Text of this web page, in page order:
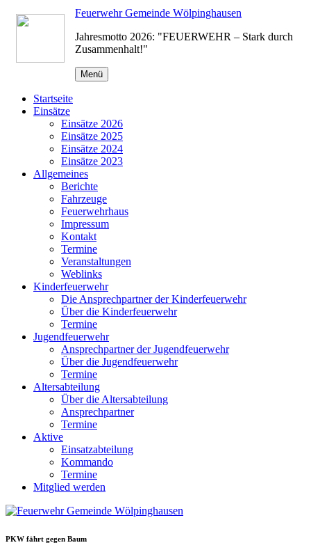
Zum
Inhalt
Feuerwehr Gemeinde Wölpinghausen
Jahresmotto 2026: "FEUERWEHR – Stark durch
Zusammenhalt!"
Menü
Startseite
Einsätze
Einsätze 2026
Einsätze 2025
Einsätze 2024
Einsätze 2023
Allgemeines
Berichte
Fahrzeuge
Feuerwehrhaus
Impressum
Kontakt
Termine
Veranstaltungen
Weblinks
Kinderfeuerwehr
Die Ansprechpartner der Kinderfeuerwehr
Über die Kinderfeuerwehr
Termine
Jugendfeuerwehr
Ansprechpartner der Jugendfeuerwehr
Über die Jugendfeuerwehr
Termine
Altersabteilung
Über die Altersabteilung
Ansprechpartner
Termine
Aktive
Einsatzabteilung
Kommando
Termine
Mitglied werden
PKW fährt gegen Baum